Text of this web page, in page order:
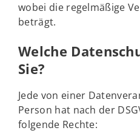
wobei die regelmäßige
beträgt.
Welche
Sie?
Jede von einer
Person hat nach der
folgende Rechte: